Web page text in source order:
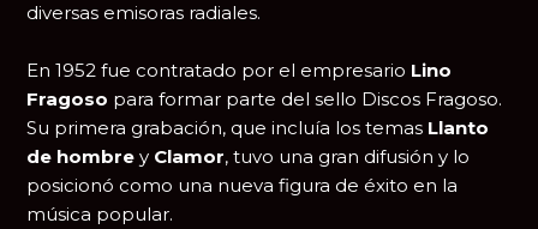
diversas emisoras radiales.
En 1952 fue contratado por el empresario Lino
Fragoso para formar parte del sello Discos Fragoso.
Su primera grabación, que incluía los temas Llanto
de hombre y Clamor, tuvo una gran difusión y lo
posicionó como una nueva figura de éxito en la
música popular.